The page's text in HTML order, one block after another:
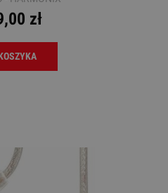
zł